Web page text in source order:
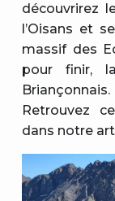
découvrirez
l’Oisans et
massif des
pour finir,
Retrouvez
dans notre